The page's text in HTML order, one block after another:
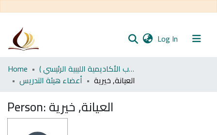
Log In (current)
Communities
& Collections
Statistics
Home
اﻷكاديمية الليبية للدراسات العليا (رسائل طلاب الأكاديمية الليبية الرئيسي )
أعضاء هيئة التدريس
العيانة, خيرية
Person:العيانة, خيرية